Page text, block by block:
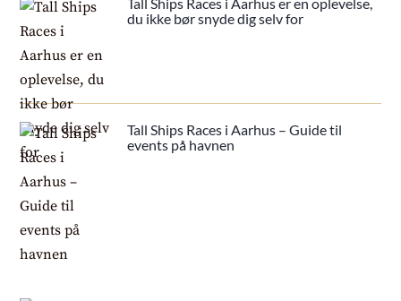
du ikke bør snyde dig selv for
Tall Ships Races i Aarhus – Guide til
events på havnen